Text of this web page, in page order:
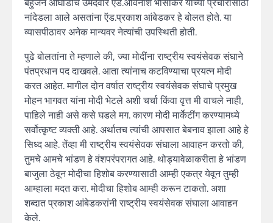
नांदेडला आले असतांना ऍड.प्रकाश आंबेडकर हे बोलत होते. या
व्यासपीठावर अनेक मान्यवर नेत्यांची उपस्थिती होती.
पुढे बोलतांना ते म्हणाले की, ज्या मोदींना राष्ट्रीय स्वयंसेवक संघाने
पंतप्रधान पद दाखवले. आता त्यांनाच कटविण्याचा प्रयत्न मोदी
करत आहेत. मागील दोन वर्षात राष्ट्रीय स्वयंसेवक संघाचे प्रमुख
मोहन भागवत यांना मोदी भेटले अशी चर्चा किंवा वृत्त मी वाचले नाही,
पाहिले नाही असे कसे घडले मग. कारण मोदी मार्केटींग करण्यामध्ये
सर्वोत्कृष्ट व्यक्ती आहे. अर्थातच त्यांची आपसात बेबनाव झाला आहे हे
सिध्द आहे. तेंव्हा मी राष्ट्रीय स्वयंसेवक संघाला आवाहन करतो की,
तुमचे आमचे भांडण हे वंशपरंपरागत आहे. थोड्यावेळाकरीता हे भांडण
बाजुला ठेवून मोदीचा हिशोब करण्यासाठी आम्ही एकत्र येवून तुम्ही
आम्हाला मदत करा. मोदीचा हिशोब आम्ही करून टाकतो. अशा
शब्दात प्रकाश आंबेडकरांनी राष्ट्रीय स्वयंसेवक संघाला आवाहन
केले.